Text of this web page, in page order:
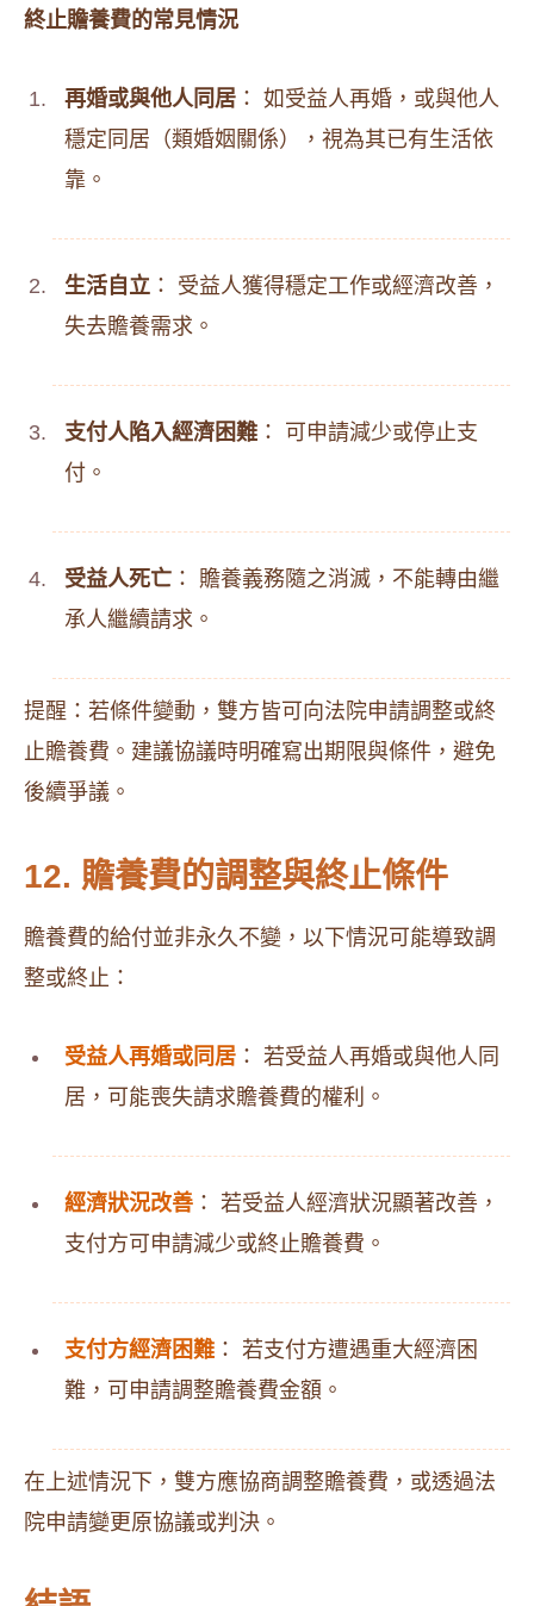
終止贍養費的常見情況
再婚或與他人同居 ： 如受益人再婚，或與他人
穩定同居（類婚姻關係），視為其已有生活依
靠。
生活自立 ： 受益人獲得穩定工作或經濟改善，
失去贍養需求。
支付人陷入經濟困難 ： 可申請減少或停止支
付。
受益人死亡 ： 贍養義務隨之消滅，不能轉由繼
承人繼續請求。
提醒：若條件變動，雙方皆可向法院申請調整或終
止贍養費。建議協議時明確寫出期限與條件，避免
後續爭議。
12. 贍養費的調整與終止條件
贍養費的給付並非永久不變，以下情況可能導致調
整或終止：
受益人再婚或同居 ： 若受益人再婚或與他人同
居，可能喪失請求贍養費的權利。
經濟狀況改善 ： 若受益人經濟狀況顯著改善，
支付方可申請減少或終止贍養費。
支付方經濟困難 ： 若支付方遭遇重大經濟困
難，可申請調整贍養費金額。
在上述情況下，雙方應協商調整贍養費，或透過法
院申請變更原協議或判決。